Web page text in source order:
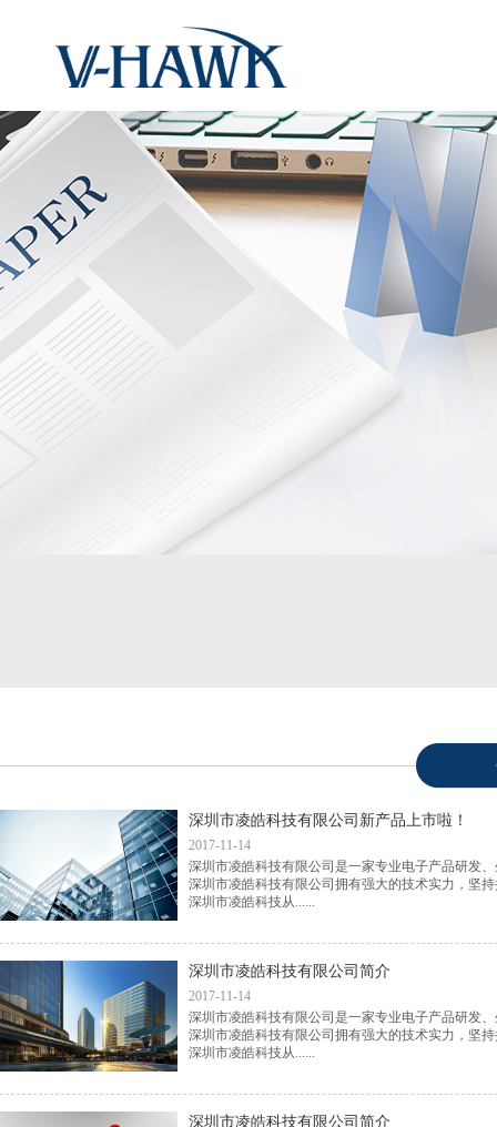
深圳市凌皓科技有限公司新产品上市啦！
2017-11-14
深圳市凌皓科技有限公司是一家专业电子产品研发
深圳市凌皓科技有限公司拥有强大的技术实力，坚
深圳市凌皓科技从......
深圳市凌皓科技有限公司简介
2017-11-14
深圳市凌皓科技有限公司是一家专业电子产品研发
深圳市凌皓科技有限公司拥有强大的技术实力，坚
深圳市凌皓科技从......
深圳市凌皓科技有限公司简介